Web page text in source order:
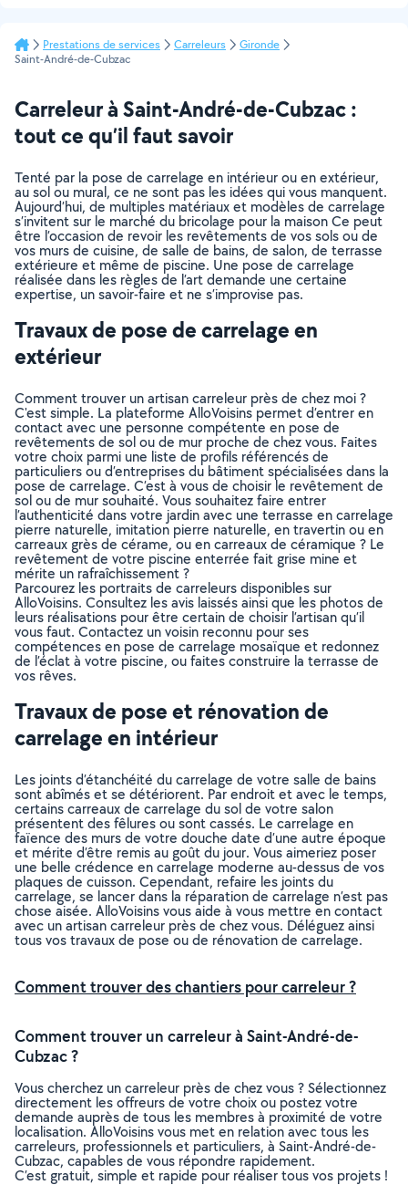
Prestations de services Carreleurs
Gironde
Saint-André-de-Cubzac
Carreleur à Saint-André-de-Cubzac :
tout ce qu’il faut savoir
Tenté par la pose de carrelage en intérieur ou en extérieur,
au sol ou mural, ce ne sont pas les idées qui vous manquent.
Aujourd’hui, de multiples matériaux et modèles de carrelage
s’invitent sur le marché du bricolage pour la maison Ce peut
être l’occasion de revoir les revêtements de vos sols ou de
vos murs de cuisine, de salle de bains, de salon, de terrasse
extérieure et même de piscine. Une pose de carrelage
réalisée dans les règles de l’art demande une certaine
expertise, un savoir-faire et ne s’improvise pas.
Travaux de pose de carrelage en
extérieur
Comment trouver un artisan carreleur près de chez moi ?
C'est simple. La plateforme AlloVoisins permet d’entrer en
contact avec une personne compétente en pose de
revêtements de sol ou de mur proche de chez vous. Faites
votre choix parmi une liste de profils référencés de
particuliers ou d’entreprises du bâtiment spécialisées dans la
pose de carrelage. C’est à vous de choisir le revêtement de
sol ou de mur souhaité. Vous souhaitez faire entrer
l’authenticité dans votre jardin avec une terrasse en carrelage
pierre naturelle, imitation pierre naturelle, en travertin ou en
carreaux grès de cérame, ou en carreaux de céramique ? Le
revêtement de votre piscine enterrée fait grise mine et
mérite un rafraîchissement ?
Parcourez les portraits de carreleurs disponibles sur
AlloVoisins. Consultez les avis laissés ainsi que les photos de
leurs réalisations pour être certain de choisir l’artisan qu’il
vous faut. Contactez un voisin reconnu pour ses
compétences en pose de carrelage mosaïque et redonnez
de l’éclat à votre piscine, ou faites construire la terrasse de
vos rêves.
Travaux de pose et rénovation de
carrelage en intérieur
Les joints d’étanchéité du carrelage de votre salle de bains
sont abîmés et se détériorent. Par endroit et avec le temps,
certains carreaux de carrelage du sol de votre salon
présentent des fêlures ou sont cassés. Le carrelage en
faïence des murs de votre douche date d’une autre époque
et mérite d’être remis au goût du jour. Vous aimeriez poser
une belle crédence en carrelage moderne au-dessus de vos
plaques de cuisson. Cependant, refaire les joints du
carrelage, se lancer dans la réparation de carrelage n’est pas
chose aisée. AlloVoisins vous aide à vous mettre en contact
avec un artisan carreleur près de chez vous. Déléguez ainsi
tous vos travaux de pose ou de rénovation de carrelage.
Comment trouver des chantiers pour carreleur ?
Comment trouver un carreleur à Saint-André-de-
Cubzac ?
Vous cherchez un carreleur près de chez vous ? Sélectionnez
directement les offreurs de votre choix ou postez votre
demande auprès de tous les membres à proximité de votre
localisation. AlloVoisins vous met en relation avec tous les
carreleurs, professionnels et particuliers, à Saint-André-de-
Cubzac, capables de vous répondre rapidement.
C’est gratuit, simple et rapide pour réaliser tous vos projets !